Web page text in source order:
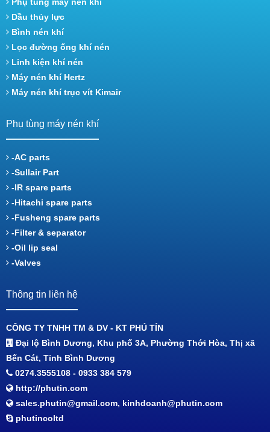
Dầu thủy lực
Bình nén khí
Lọc đường ống khí nén
Linh kiện khí nén
Máy nén khí Hertz
Máy nén khí trục vít Kimair
Phụ tùng máy nén khí
-AC parts
-Sullair Part
-IR spare parts
-Hitachi spare parts
-Fusheng spare parts
-Filter & separator
-Oil lip seal
-Valves
Thông tin liên hệ
CÔNG TY TNHH TM & DV - KT PHÚ TÍN
Đại lộ Bình Dương, Khu phố 3A, Phường Thới Hòa, Thị xã
Bến Cát, Tỉnh Bình Dương
0274.3555108 - 0933 384 579
http://phutin.com
sales.phutin@gmail.com, kinhdoanh@phutin.com
phutincoltd